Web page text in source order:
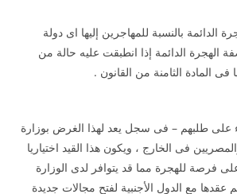
الدائمة بالنسبة للمهاجرين إليها اى دولة
الهجرة الدائمة إذا انطبقت عليه حالة من
المادة الثامنة من القانون .
على طلبهم – فى سجل يعد لهذا الغرض بوزارة
فى الخارج ، ويكون هذا القيد اختياريا
فرصة للهجرة مما قد يتوافر لدى الوزارة
عقدها مع الدول الأجنبية لفتح مجالات جديدة